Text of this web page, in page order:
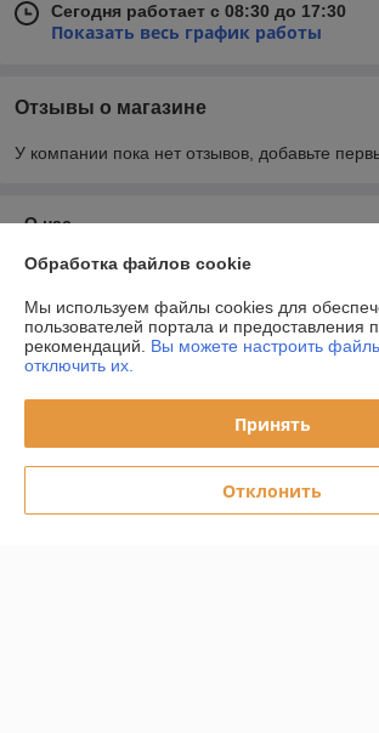
Сегодня работает с 08:30 до 17:30
Показать весь график работы
Отзывы о магазине
У компании пока нет отзывов, добавьте
О нас
Доставка и оплата
График работы
Полная версия сайта
Политика обработки cookies
Обработка файлов cookie
Мы используем файлы cookies для
пользователей портала и предоставления
рекомендаций. Вы можете настроить
отключить их.
Принять
Отклонить